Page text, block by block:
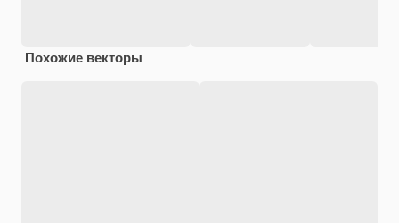
Похожие векторы